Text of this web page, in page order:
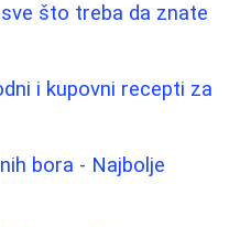
što treba da znate
i kupovni recepti za
bora - Najbolje